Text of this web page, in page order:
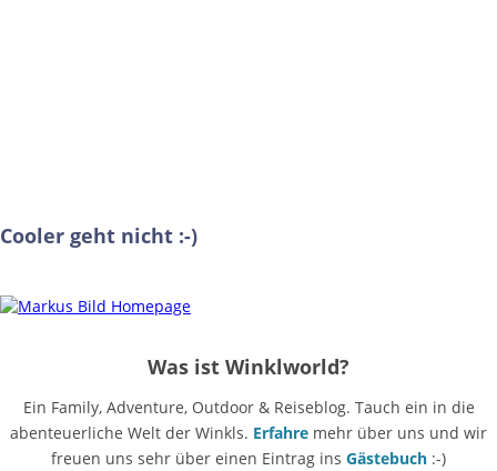
Cooler geht nicht :-)
Was ist Winklworld?
Ein Family, Adventure, Outdoor & Reiseblog. Tauch ein in die
abenteuerliche Welt der Winkls. Erfahre mehr über uns und wir
freuen uns sehr über einen Eintrag ins Gästebuch :-)